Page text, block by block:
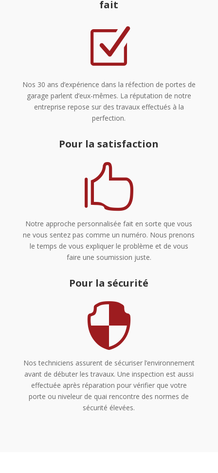
fait
Z
Nos 30 ans d’expérience dans la réfection de portes de
garage parlent d’eux-mêmes. La réputation de notre
entreprise repose sur des travaux effectués à la
perfection.
Pour la satisfaction

Notre approche personnalisée fait en sorte que vous
ne vous sentez pas comme un numéro. Nous prenons
le temps de vous expliquer le problème et de vous
faire une soumission juste.
Pour la sécurité

Nos techniciens assurent de sécuriser l’environnement
avant de débuter les travaux. Une inspection est aussi
effectuée après réparation pour vérifier que votre
porte ou niveleur de quai rencontre des normes de
sécurité élevées.